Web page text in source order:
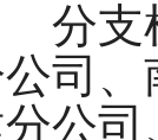
支机
司、
公